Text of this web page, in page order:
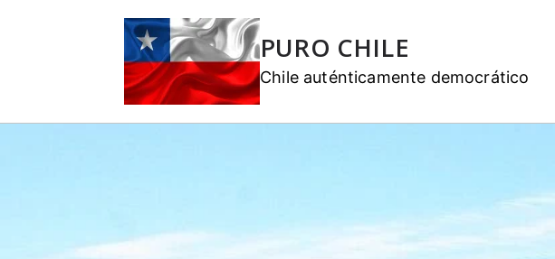
PURO CHILE
Chile auténticamente democrático